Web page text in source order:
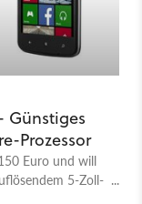
Günstiges
Prozessor
Euro und will
5-Zoll-